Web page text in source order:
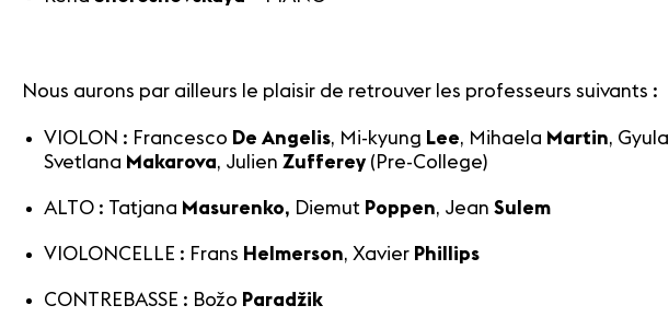
Nous aurons par ailleurs le plaisir de retrouver les professeurs suivants :
VIOLON : Francesco De Angelis, Mi-kyung Lee, Mihaela Martin, Gyula
Svetlana Makarova, Julien Zufferey (Pre-College)
ALTO : Tatjana Masurenko, Diemut Poppen, Jean Sulem
VIOLONCELLE : Frans Helmerson, Xavier Phillips
CONTREBASSE : Božo Paradžik